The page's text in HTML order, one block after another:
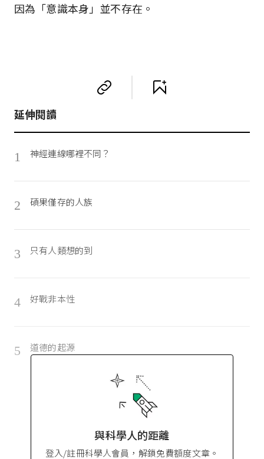
因為「意識本身」並不存在。
延伸閱讀
1 神經連線哪裡不同？
2 碩果僅存的人族
3 只有人類想的到
4 好戰非本性
5 道德的起源
與科學人的距離
登入/註冊科學人會員，解鎖免費額度文章。